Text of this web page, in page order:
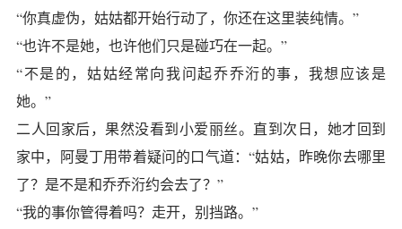
“你真虚伪，姑姑都开始行动了，你还在这里装纯情。”
“也许不是她，也许他们只是碰巧在一起。”
“不是的，姑姑经常向我问起乔乔洐的事，我想应该是
她。”
二人回家后，果然没看到小爱丽丝。直到次日，她才回到
家中，阿曼丁用带着疑问的口气道：“姑姑，昨晚你去哪里
了？是不是和乔乔洐约会去了？”
“我的事你管得着吗？走开，别挡路。”